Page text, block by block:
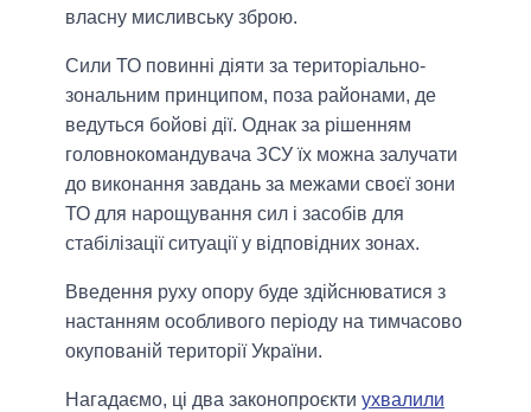
власну мисливську зброю.
Сили ТО повинні діяти за територіально-
зональним принципом, поза районами, де
ведуться бойові дії. Однак за рішенням
головнокомандувача ЗСУ їх можна залучати
до виконання завдань за межами своєї зони
ТО для нарощування сил і засобів для
стабілізації ситуації у відповідних зонах.
Введення руху опору буде здійснюватися з
настанням особливого періоду на тимчасово
окупованій території України.
Нагадаємо, ці два законопроєкти ухвалили